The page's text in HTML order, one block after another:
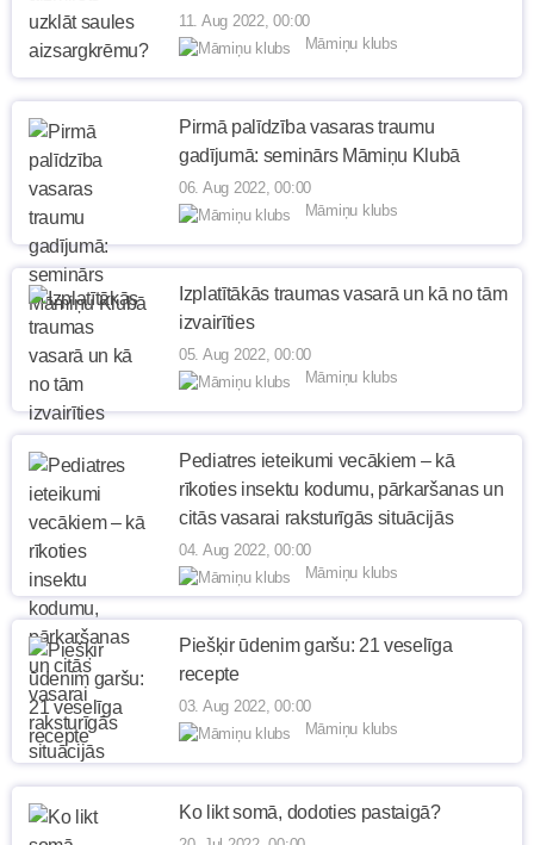
11. Aug 2022, 00:00
Māmiņu klubs
Pirmā palīdzība vasaras traumu
gadījumā: seminārs Māmiņu Klubā
06. Aug 2022, 00:00
Māmiņu klubs
Izplatītākās traumas vasarā un kā no tām
izvairīties
05. Aug 2022, 00:00
Māmiņu klubs
Pediatres ieteikumi vecākiem – kā
rīkoties insektu kodumu, pārkaršanas un
citās vasarai raksturīgās situācijās
04. Aug 2022, 00:00
Māmiņu klubs
Piešķir ūdenim garšu: 21 veselīga
recepte
03. Aug 2022, 00:00
Māmiņu klubs
Ko likt somā, dodoties pastaigā?